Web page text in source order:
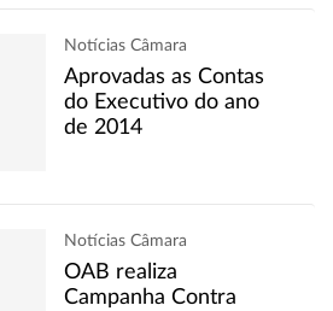
Notícias Câmara
Aprovadas as Contas
do Executivo do ano
de 2014
Notícias Câmara
OAB realiza
Campanha Contra